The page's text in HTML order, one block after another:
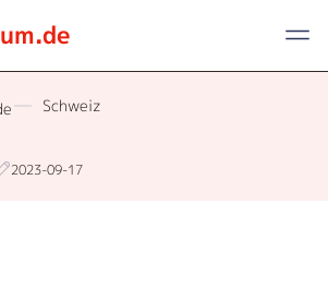
Schweiz
2023-09-17